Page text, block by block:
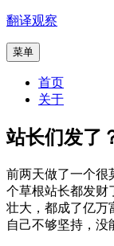
跳
内
翻译观察
菜单
首页
关于
站长们发了
前两天做了一个很
个草根站长都发财
壮大，都成了亿万
自己不够坚持，没